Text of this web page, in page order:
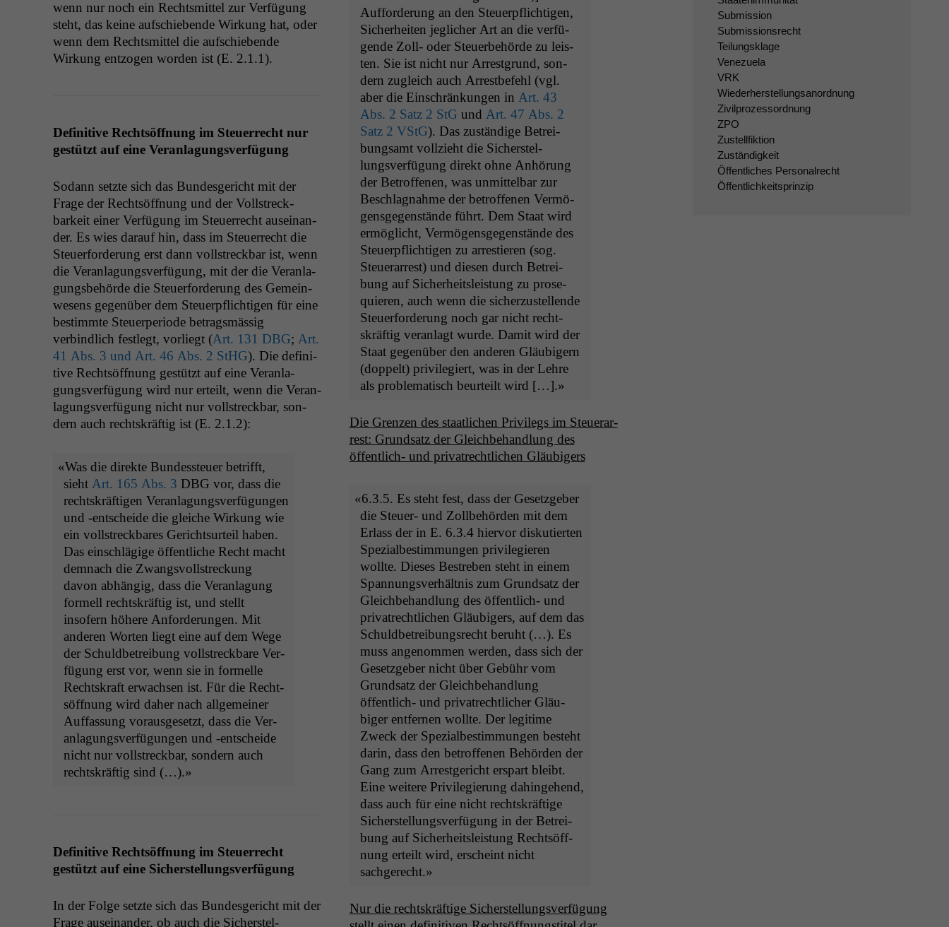
wenn nur noch ein Rechtsmit­tel zur Ver­fü­gung
ste­ht, das keine auf­schiebende Wirkung hat, oder
wenn dem Rechtsmit­tel die auf­schiebende
Wirkung ent­zo­gen wor­den ist (E. 2.1.1).
Defin­i­tive Recht­söff­nung im Steuer­recht nur
gestützt auf eine Veranlagungsverfügung
Sodann set­zte sich das Bun­des­gericht mit der
Frage der Recht­söff­nung und der Voll­streck­
barkeit ein­er Ver­fü­gung im Steuer­recht auseinan­
der. Es wies darauf hin, dass im Steuer­recht die
Steuer­forderung erst dann voll­streck­bar ist, wenn
die Ver­an­la­gungsver­fü­gung, mit der die Ver­an­la­
gungs­be­hörde die Steuer­forderung des Gemein­
we­sens gegenüber dem Steuerpflichti­gen für eine
bes­timmte Steuer­pe­ri­ode betragsmäs­sig
verbindlich fes­tlegt, vor­liegt (Art. 131 DBG; Art.
41 Abs. 3 und Art. 46 Abs. 2 StHG). Die defin­i­
tive Recht­söff­nung gestützt auf eine Ver­an­la­
gungsver­fü­gung wird nur erteilt, wenn die Ver­an­
la­gungsver­fü­gung nicht nur voll­streck­bar, son­
dern auch recht­skräftig ist (E. 2.1.2):
«Was die direk­te Bun­dess­teuer bet­rifft,
sieht Art. 165 Abs. 3 DBG vor, dass die
recht­skräfti­gen Ver­an­la­gungsver­fü­gun­gen
und ‑entschei­de die gle­iche Wirkung wie
ein voll­streck­bares Gericht­surteil haben.
Das ein­schlägige öffentliche Recht macht
dem­nach die Zwangsvoll­streck­ung
davon abhängig, dass die Ver­an­la­gung
formell recht­skräftig ist, und stellt
insofern höhere Anforderun­gen. Mit
anderen Worten liegt eine auf dem Wege
der Schuld­be­trei­bung voll­streck­bare Ver­
fü­gung erst vor, wenn sie in formelle
Recht­skraft erwach­sen ist. Für die Recht­
söff­nung wird daher nach all­ge­mein­er
Auf­fas­sung voraus­ge­set­zt, dass die Ver­
an­la­gungsver­fü­gun­gen und ‑entschei­de
nicht nur voll­streck­bar, son­dern auch
recht­skräftig sind (…).»
Defin­i­tive Recht­söff­nung im Steuer­recht
gestützt auf eine Sicherstellungsverfügung
In der Folge set­zte sich das Bun­des­gericht mit der
Frage auseinan­der, ob auch die Sich­er­stel­
Auf­forderung an den Steuerpflichti­gen,
Sicher­heit­en jeglich­er Art an die ver­fü­
gende Zoll- oder Steuer­be­hörde zu leis­
ten. Sie ist nicht nur Arrest­grund, son­
dern zugle­ich auch Arrest­be­fehl (vgl.
aber die Ein­schränkun­gen in Art. 43
Abs. 2 Satz 2 StG und Art. 47 Abs. 2
Satz 2 VStG). Das zuständi­ge Betrei­
bungsamt vol­lzieht die Sich­er­stel­
lungsver­fü­gung direkt ohne Anhörung
der Betrof­fe­nen, was unmit­tel­bar zur
Beschlagnahme der betrof­fe­nen Ver­mö­
gens­ge­gen­stände führt. Dem Staat wird
ermöglicht, Ver­mö­gens­ge­gen­stände des
Steuerpflichti­gen zu arrestieren (sog.
Steuer­ar­rest) und diesen durch Betrei­
bung auf Sicher­heit­sleis­tung zu pros­e­
quieren, auch wenn die sicherzustel­lende
Steuer­forderung noch gar nicht recht­
skräftig ver­an­lagt wurde. Damit wird der
Staat gegenüber den anderen Gläu­bigern
(dop­pelt) priv­i­legiert, was in der Lehre
als prob­lema­tisch beurteilt wird […].»
Die Gren­zen des staatlichen Priv­i­legs im Steuer­ar­
rest: Grund­satz der Gle­ich­be­hand­lung des
öffentlich- und pri­va­trechtlichen Gläubigers
«6.3.5. Es ste­ht fest, dass der Geset­zge­ber
die Steuer- und Zoll­be­hör­den mit dem
Erlass der in E. 6.3.4 hier­vor disku­tierten
Spezialbes­tim­mungen priv­i­legieren
wollte. Dieses Bestreben ste­ht in einem
Span­nungsver­hält­nis zum Grund­satz der
Gle­ich­be­hand­lung des öffentlich- und
pri­va­trechtlichen Gläu­bigers, auf dem das
Schuld­be­trei­bungsrecht beruht (…). Es
muss angenom­men wer­den, dass sich der
Geset­zge­ber nicht über Gebühr vom
Grund­satz der Gle­ich­be­hand­lung
öffentlich- und pri­va­trechtlich­er Gläu­
biger ent­fer­nen wollte. Der legit­ime
Zweck der Spezialbes­tim­mungen beste­ht
darin, dass den betrof­fe­nen Behör­den der
Gang zum Arrest­gericht erspart bleibt.
Eine weit­ere Priv­i­legierung dahinge­hend,
dass auch für eine nicht recht­skräftige
Sich­er­stel­lungsver­fü­gung in der Betrei­
bung auf Sicher­heit­sleis­tung Recht­söff­
nung erteilt wird, erscheint nicht
sachgerecht.»
Nur die recht­skräftige Sich­er­stel­lungsver­fü­gung
Submission
Submissionsrecht
Teilungsklage
Venezuela
VRK
Wiederherstellungsanordnung
Zivilprozessordnung
ZPO
Zustellfiktion
Zuständigkeit
Öffentliches Personalrecht
Öffentlichkeitsprinzip
Notwendige
Cookies
nicht
optional, es
braucht sie,
damit die
Website
korrekt
angezeigt
werden kann.
Statistiken
Um unsere
Website zu
verbessern,
zeichnen
wir
anonyme
statistische
Daten auf.
Funktionalität
Einige
Funktionen auf
dieser Website
deaktivieren,
kann die